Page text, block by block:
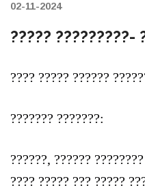
02-11-2024
????? ?????????-
???? ????? ??????
??????? ???????:
??????, ??????
???? ????? ??? ?????